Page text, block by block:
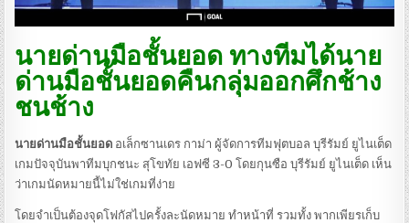
นายด่านมือชั้นยอด ทางทีมได้นาย
ด่านมือชั้นยอดคืนกลุ่มออกศึกช้าง
ชนช้าง
นายด่านมือชั้นยอด อเล็กซานเดร กาม่า ผู้จัดการทีมฟุตบอล บุรีรัมย์ ยูไนเต็ด
เกมปัจจุบันพาทีมบุกชนะ สุโขทัย เอฟซี 3-0 โดยกุนซือ บุรีรัมย์ ยูไนเต็ด เห็น
ว่าเกมนัดหมายนี้ไม่ใช่เกมที่ง่าย
โดยจำเป็นต้องจุดโฟกัสไปครั้งละนัดหมาย ทำหน้าที่ รวมทั้ง พากเพียรเก็บ